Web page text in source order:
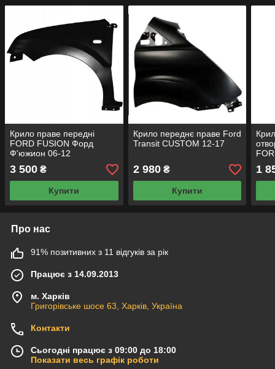
Крило праве передні
FORD FUSION Форд
Ф'южион 06-12
3 500 ₴
Купити
Крило переднє праве Ford
Transit CUSTOM 12-17
2 980₴
Купити
1
Про нас
91% позитивних з 11 відгуків за рік
Працює з 14.09.2013
м. Харків
Григорівське шосе 63, Харків, Україна
Контакти
Сьогодні працює з 09:00 до 18:00
Показати весь графік роботи